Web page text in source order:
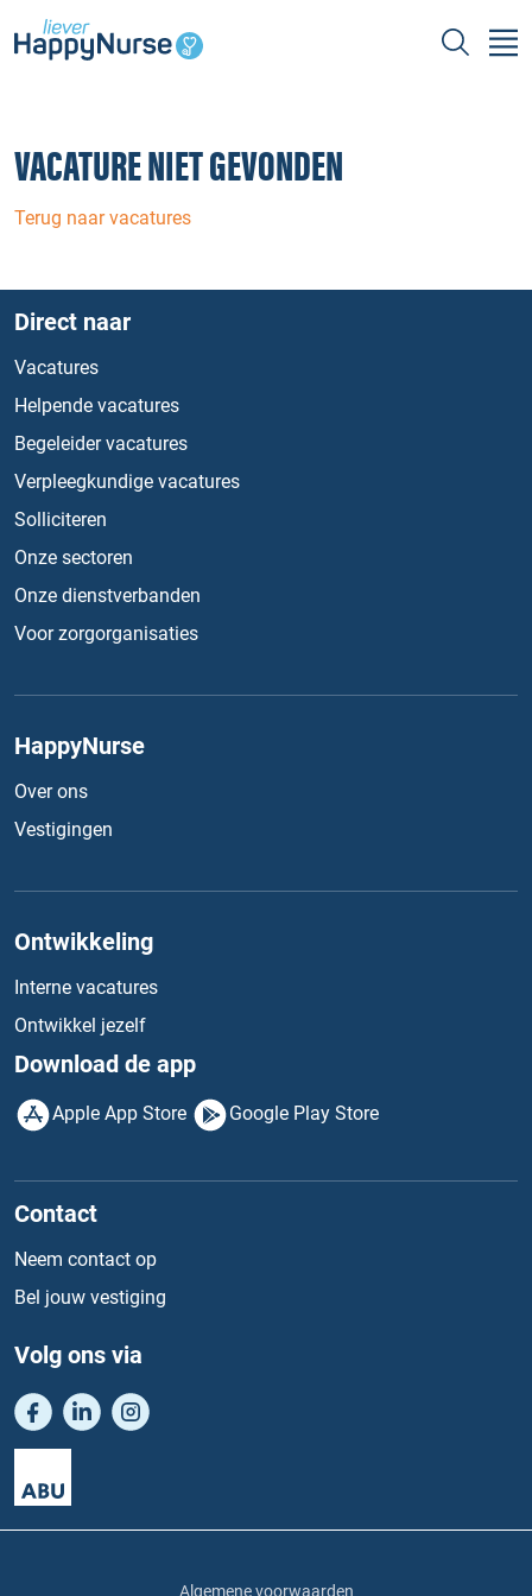
VACATURE NIET GEVONDEN
Terug naar vacatures
Direct naar
Vacatures
Helpende vacatures
Begeleider vacatures
Verpleegkundige vacatures
Solliciteren
Onze sectoren
Onze dienstverbanden
Voor zorgorganisaties
HappyNurse
Over ons
Vestigingen
Ontwikkeling
Interne vacatures
Ontwikkel jezelf
Download de app
Apple App Store Google Play Store
Contact
Neem contact op
Bel jouw vestiging
Volg ons via
Algemene voorwaarden